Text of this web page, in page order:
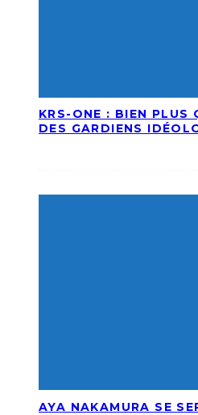
KRS-ONE : BIEN PLUS
DES GARDIENS
AYA NAKAMURA SE